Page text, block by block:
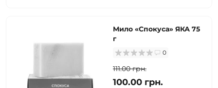
Мило «Спокуса» ЯКА 75
г
0
111.00 грн.
100.00 грн.